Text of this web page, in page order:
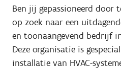
Ben jij gepassioneerd door
op zoek naar een
en toonaangevend bedrijf
Deze organisatie is
installatie van HVAC-